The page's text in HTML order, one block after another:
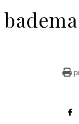
Zdravi kolač od batata,